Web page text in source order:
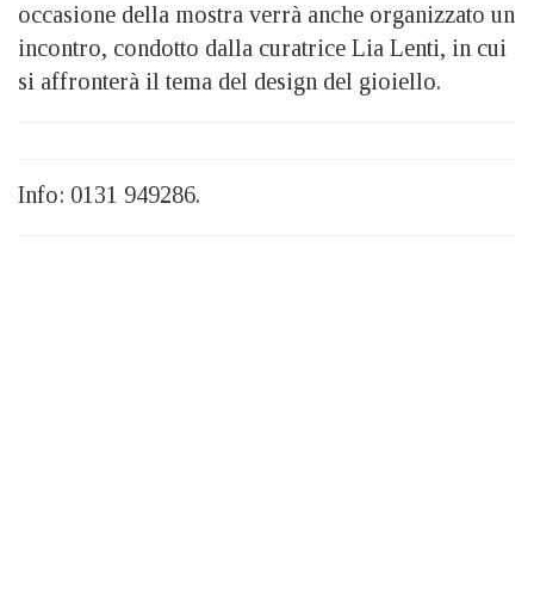
occasione della mostra verrà anche organizzato un
incontro, condotto dalla curatrice Lia Lenti, in cui
si affronterà il tema del design del gioiello.
Info: 0131 949286.